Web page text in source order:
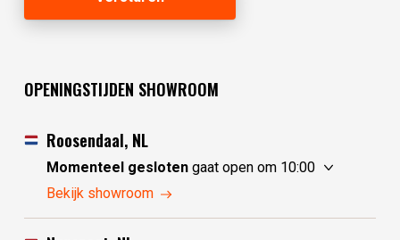
OPENINGSTIJDEN SHOWROOM
Roosendaal, NL
Momenteel geslotengaat open om 10:00
zondag
maandag
10:00 - 17:30
Bekijk showroom